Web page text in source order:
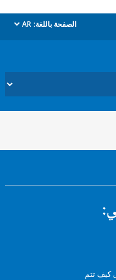
الصفحة باللغة: AR
dropdown